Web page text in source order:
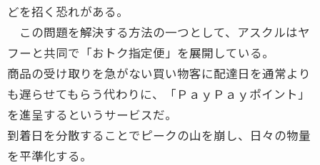
どを招く恐れがある。
この問題を解決する方法の一つとして、アスクルはヤ
フーと共同で「おトク指定便」を展開している。
商品の受け取りを急がない買い物客に配達日を通常より
も遅らせてもらう代わりに、「ＰａｙＰａｙポイント」
を進呈するというサービスだ。
到着日を分散することでピークの山を崩し、日々の物量
を平準化する。